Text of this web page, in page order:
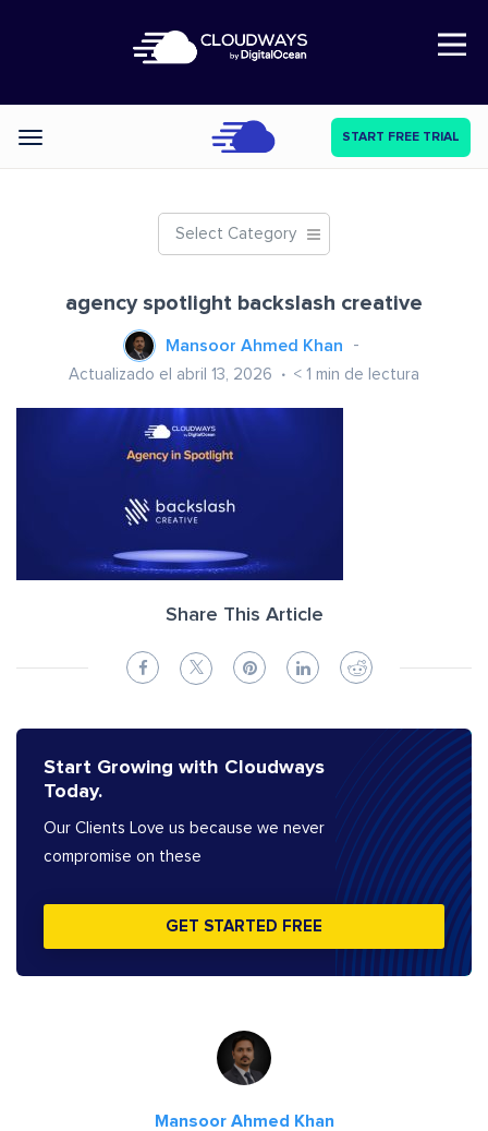
Open Nav
Categories START FREE TRIAL
Select Category
agency spotlight backslash creative
Mansoor Ahmed Khan
Actualizado el abril 13, 2026 < 1 min de lectura
Share This Article
Start Growing with Cloudways
Today.
Our Clients Love us because we never
compromise on these
GET STARTED FREE
Mansoor Ahmed Khan